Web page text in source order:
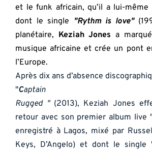
et le funk africain, qu’il a lui-même
dont le single "Rythm is love"
planétaire, Keziah Jones a
musique africaine et crée un pont
l’Europe.
Après dix ans d’absence
"Captain
Rugged " (2013), Keziah Jones
retour avec son premier album live
enregistré à Lagos, mixé par
Keys, D’Angelo) et dont le single